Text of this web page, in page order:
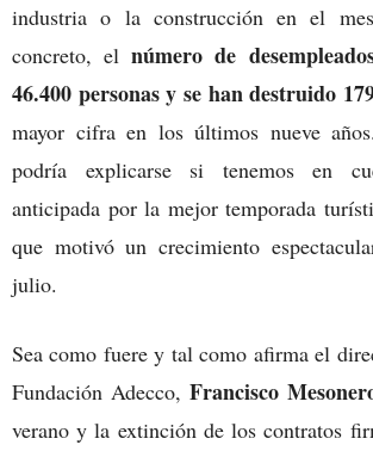
industria o la construcción en el
concreto, elnúmero de
46.400 personas y se han destruido
mayor cifra en los últimos nueve
podría explicarse si tenemos en
anticipada por la mejor temporada
que motivó un crecimiento
julio.
Sea como fuere y tal como afirma el
Fundación Adecco, Francisco
verano y la extinción de los contratos